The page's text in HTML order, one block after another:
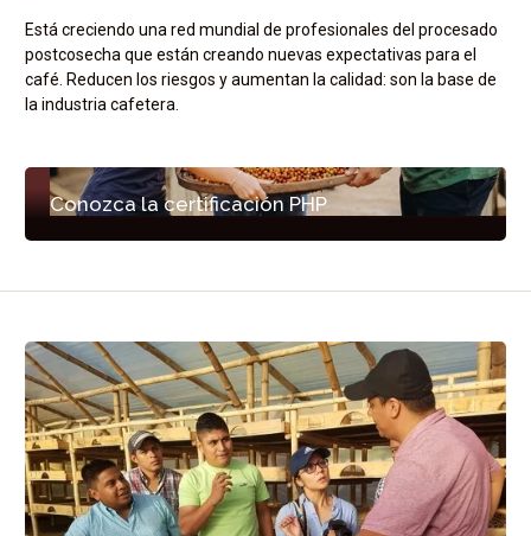
Está creciendo una red mundial de profesionales del procesado
postcosecha que están creando nuevas expectativas para el
café. Reducen los riesgos y aumentan la calidad: son la base de
la industria cafetera.
Conozca la certificación PHP